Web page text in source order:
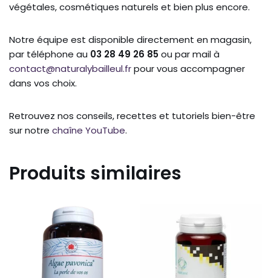
végétales, cosmétiques naturels et bien plus encore.
Notre équipe est disponible directement en magasin,
par téléphone au 03 28 49 26 85ou par mail à
contact@naturalybailleul.frpour vous accompagner
dans vos choix.
Retrouvez nos conseils, recettes et tutoriels bien-être
sur notre chaîne YouTube.
Produits similaires